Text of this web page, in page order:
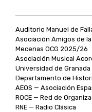
Auditorio Manuel de
Asociación Amigos de la
Mecenas OCG 2025/26
Asociación Musical
Universidad de Granada
Departamento de
AEOS — Asociación
ROCE — Red de
RNE — Radio Clásica